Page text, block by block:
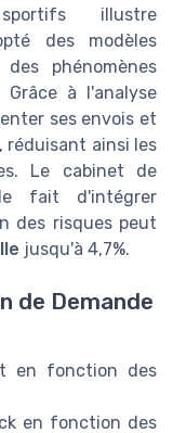
illustre
des modèles
phénomènes
à l'analyse
ses envois et
réduisant ainsi les
Le cabinet de
fait d'intégrer
des risques peut
jusqu'à 4,7%.
de Demande
en fonction des
en fonction des